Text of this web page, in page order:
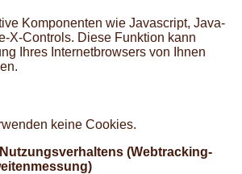
Komponenten wie Javascript, Java-
X-Controls. Diese Funktion kann
Ihres Internetbrowsers von Ihnen
keine Cookies.
(Webtracking-